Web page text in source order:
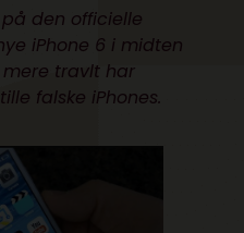
den officielle
iPhone 6 i midten
travlt har
falske iPhones.